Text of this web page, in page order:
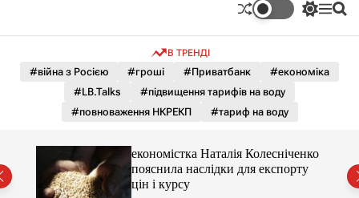
д
у
П
м
к
а
о
л
ь
М П
В ТРЕНДІ
#війна з Росією #гроші #Приватбанк
#економіка
#LB.Talks
#підвищення тарифів на воду
#повноваження НКРЕКП
#тариф на воду
економістка Наталія Колесніченко
пояснила наслідки для експорту
цін і курсу